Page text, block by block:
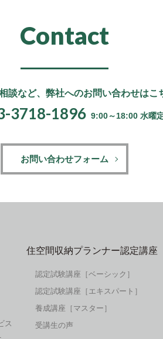
Contact
談など、 弊社へのお問い合わせはこ
3718-1896 9:00～18:00 水曜
お問い合わせフォーム
ス
住空間収納プランナー認定講座
認定試験講座［ベーシック］
認定試験講座［エキスパート］
養成講座［マスター］
受講生の声